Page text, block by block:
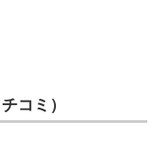
コミ）